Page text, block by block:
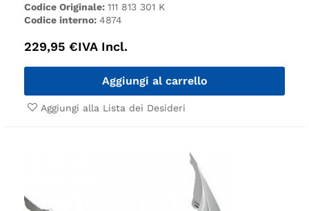
Codice Originale: 111 813 301 K
Codice interno: 4874
229,95 €IVA Incl.
Aggiungi al carrello
Aggiungi alla Lista dei Desideri